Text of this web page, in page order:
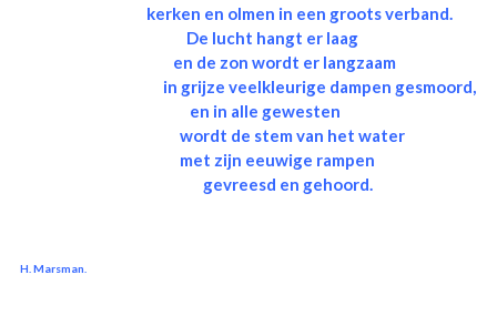
kerken en olmen in een groots verband.
De lucht hangt er laag
en de zon wordt er langzaam
in grijze veelkleurige dampen gesmoord,
en in alle gewesten
wordt de stem van het water
met zijn eeuwige rampen
gevreesd en gehoord.
H. Marsman.